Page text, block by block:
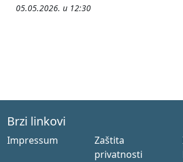
05.05.2026. u 12:30
Brzi linkovi
Impressum
Zaštita
privatnosti